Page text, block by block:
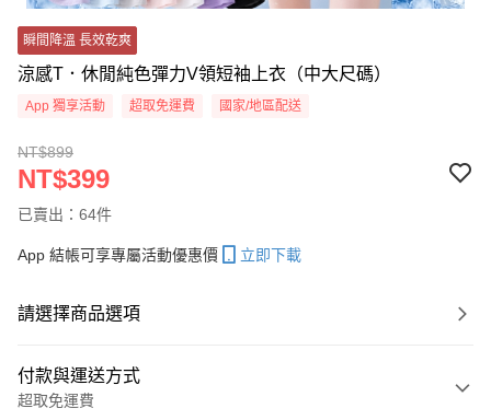
瞬間降溫 長效乾爽
涼感T．休閒純色彈力V領短袖上衣（中大尺碼）
App 獨享活動 超取免運費 國家/地區配送
NT$899
NT$399
已賣出：64件
App 結帳可享專屬活動優惠價 立即下載
請選擇商品選項
付款與運送方式
超取免運費